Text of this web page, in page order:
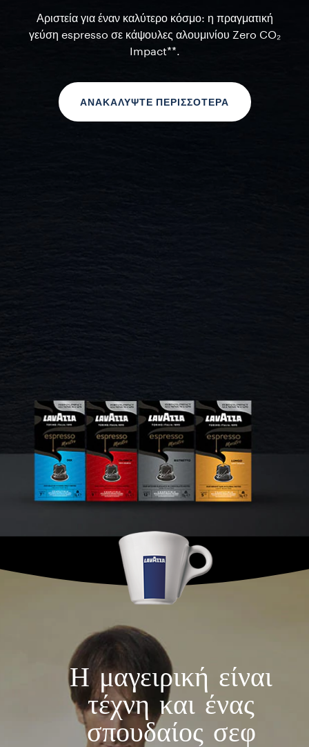
Αριστεία για έναν καλύτερο κόσμο: η πραγματική
γεύση espresso σε κάψουλες αλουμινίου Zero CO₂
Impact**.
ΑΝΑΚΑΛΥΨΤΕ ΠΕΡΙΣΣΟΤΕΡΑ
Η μαγειρική είναι
τέχνη και ένας
σπουδαίος σεφ